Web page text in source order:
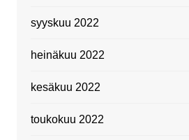
syyskuu 2022
heinäkuu 2022
kesäkuu 2022
toukokuu 2022